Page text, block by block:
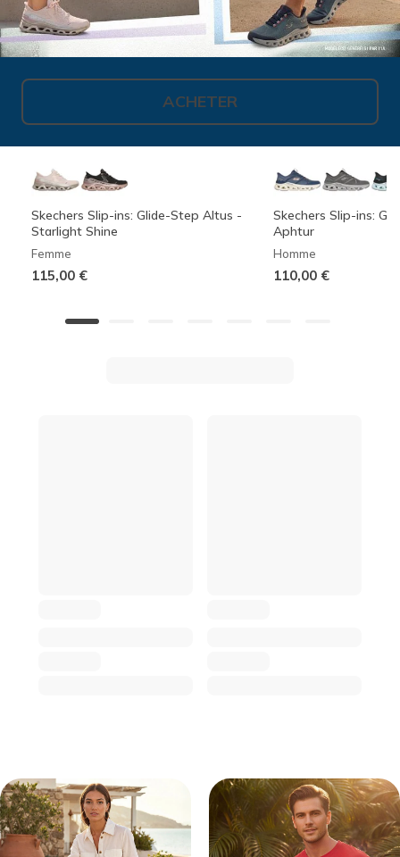
ACHETER
Skechers Slip-ins: Glide-Step Altus -
Starlight Shine
Femme
115,00 €
Skechers Slip-ins:
Aphtur
Homme
110,00 €